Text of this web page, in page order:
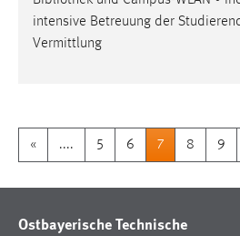
intensive Betreuung der
Vermittlung
« .... 5 6 7 8 9
Ostbayerische Technische